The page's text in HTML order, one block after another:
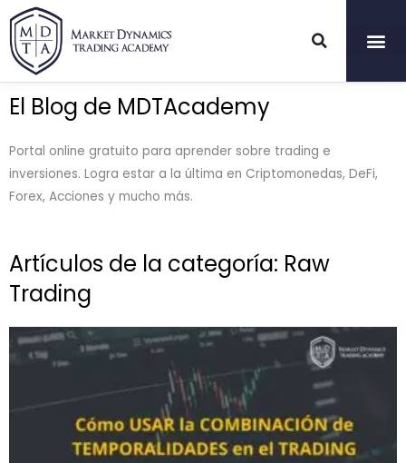
contenido
El Blog de MDTAcademy
Portal online gratuito para aprender sobre trading e
inversiones. Logra estar a la última en Criptomonedas, DeFi,
Forex, Acciones y mucho más.
Artículos de la categoría: Raw
Trading
Page
Page
Page
Page